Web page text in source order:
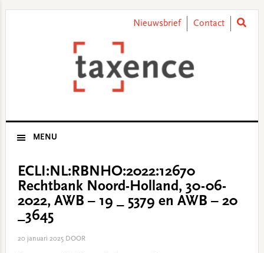
Nieuwsbrief Contact
MENU
ECLI:NL:RBNHO:2022:12670
Rechtbank Noord-Holland, 30-06-
2022, AWB – 19 _ 5379 en AWB – 20
_3645
20 januari 2025DOOR